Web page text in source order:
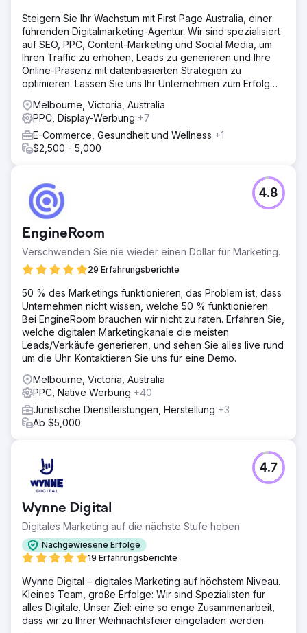
Steigern Sie Ihr Wachstum mit First Page Australia, einer
führenden Digitalmarketing-Agentur. Wir sind spezialisiert
auf SEO, PPC, Content-Marketing und Social Media, um
Ihren Traffic zu erhöhen, Leads zu generieren und Ihre
Online-Präsenz mit datenbasierten Strategien zu
optimieren. Lassen Sie uns Ihr Unternehmen zum Erfolg
Melbourne, Victoria, Australia
PPC, Display-Werbung +7
E-Commerce, Gesundheit und Wellness +1
$2,500 - 5,000
EngineRoom
Verschwenden Sie nie wieder einen Dollar für Marketing.
29 Erfahrungsberichte
4.8
50 % des Marketings funktionieren; das Problem ist, dass
Unternehmen nicht wissen, welche 50 % funktionieren.
Bei EngineRoom brauchen wir nicht zu raten. Erfahren Sie,
welche digitalen Marketingkanäle die meisten
Leads/Verkäufe generieren, und sehen Sie alles live rund
um die Uhr. Kontaktieren Sie uns für eine Demo.
Melbourne, Victoria, Australia
PPC, Native Werbung +40
Juristische Dienstleistungen, Herstellung +3
Ab $5,000
Wynne Digital
Digitales Marketing auf die nächste Stufe heben
Nachgewiesene Erfolge
19 Erfahrungsberichte
4.7
Wynne Digital – digitales Marketing auf höchstem Niveau.
Kleines Team, große Erfolge: Wir sind Spezialisten für
alles Digitale. Unser Ziel: eine so enge Zusammenarbeit,
dass wir zu Ihrer Weihnachtsfeier eingeladen werden.